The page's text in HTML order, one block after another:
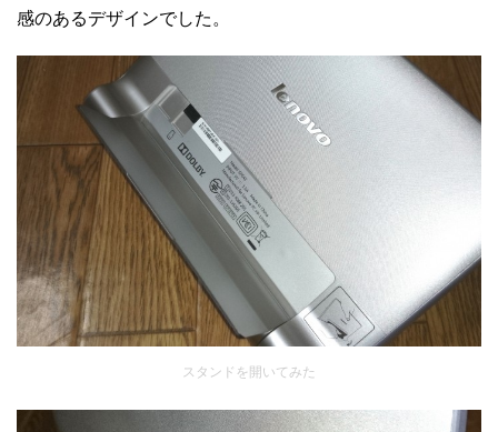
感のあるデザインでした。
スタンドを開いてみた